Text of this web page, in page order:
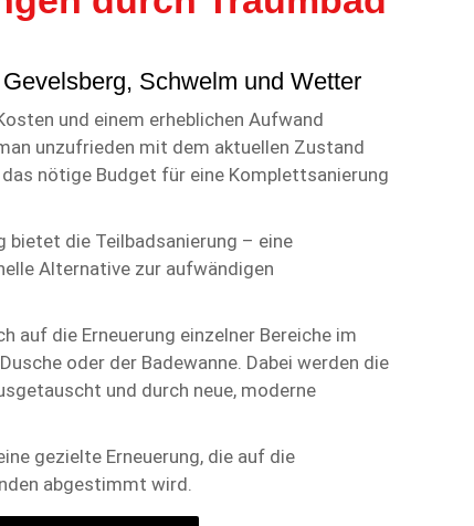
Schwelm und Wetter
und einem erheblichen Aufwand
unzufrieden mit dem aktuellen Zustand
nötige Budget für eine Komplettsanierung
bietet die Teilbadsanierung – eine
Alternative zur aufwändigen
auf die Erneuerung einzelner Bereiche im
oder der Badewanne. Dabei werden die
und durch neue, moderne
gezielte Erneuerung, die auf die
abgestimmt wird.